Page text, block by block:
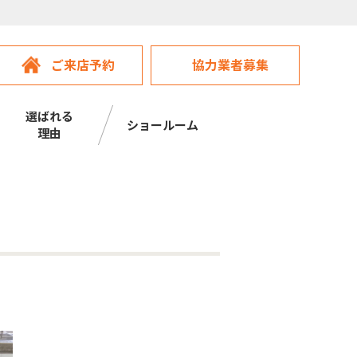
ご来店予約 協力業者募集
選ばれる
理由
ショールーム